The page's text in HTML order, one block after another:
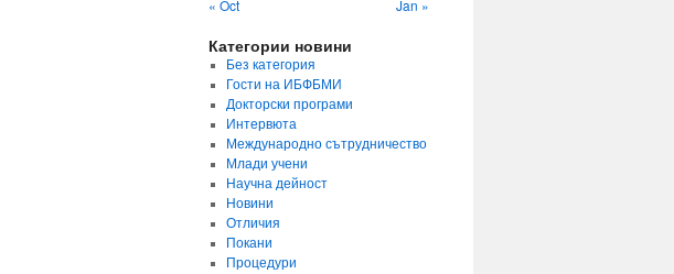
« Oct Jan »
Категории новини
Без категория
Гости на ИБФБМИ
Докторски програми
Интервюта
Международно сътрудничество
Млади учени
Научна дейност
Новини
Отличия
Покани
Процедури